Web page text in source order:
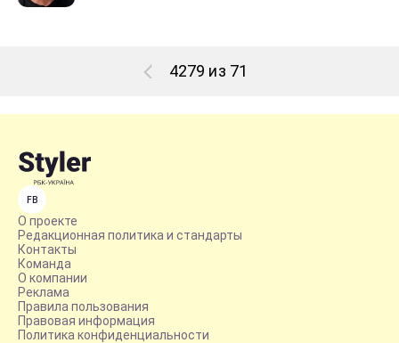
4279 из 71
FB
О проекте
Редакционная политика и стандарты
Контакты
Команда
О компании
Реклама
Правила пользования
Правовая информация
Политика конфиденциальности